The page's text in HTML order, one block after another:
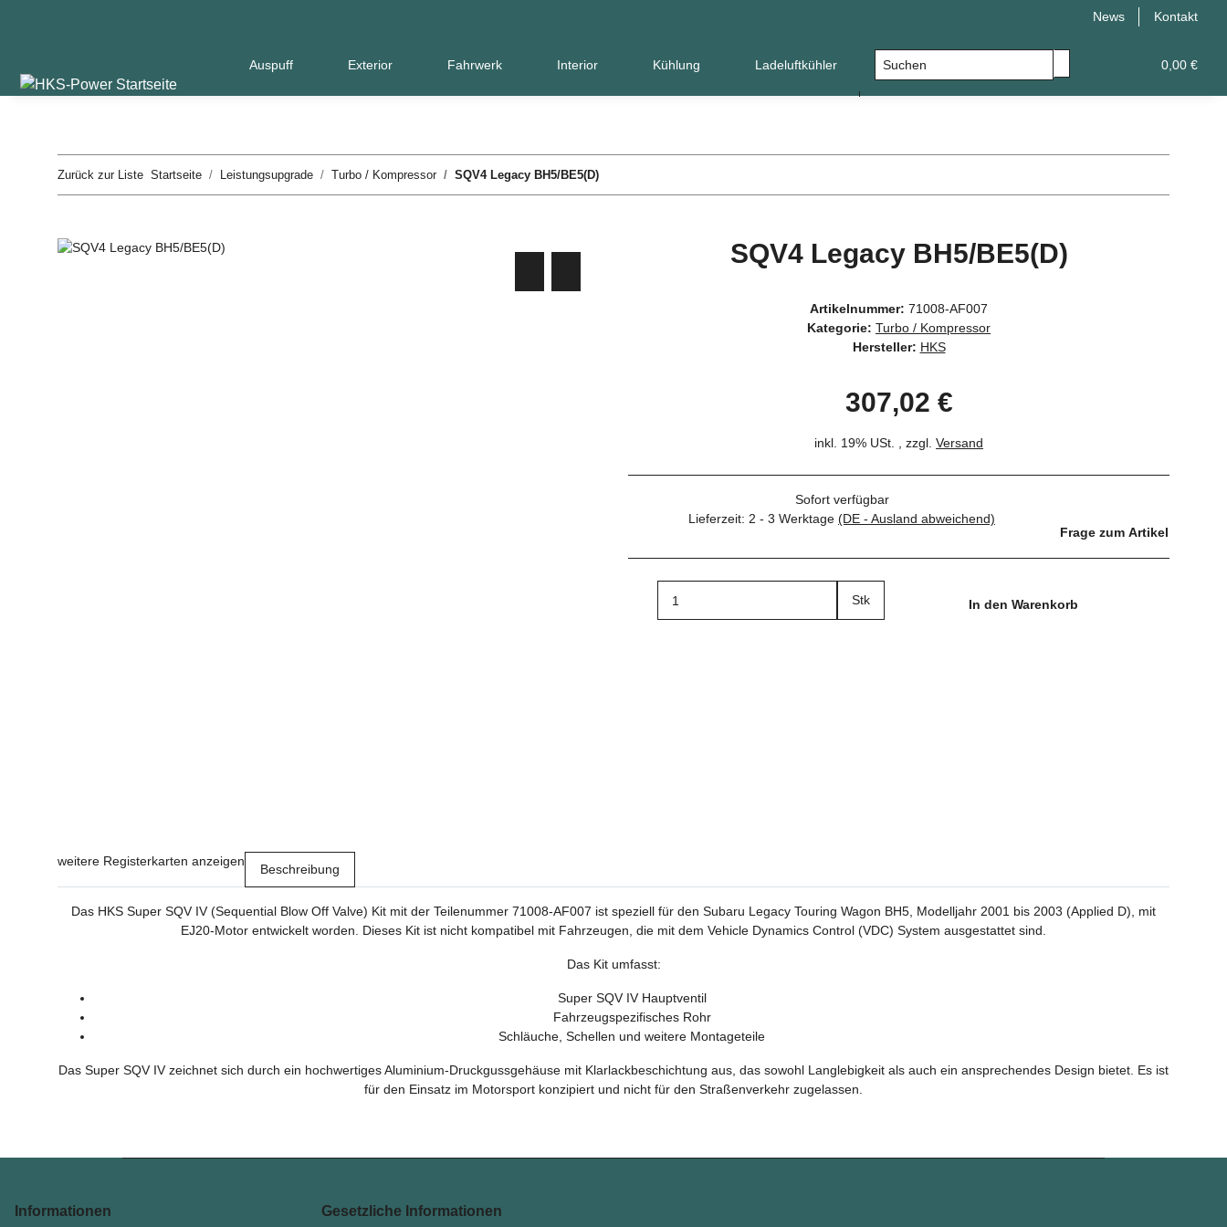
News Kontakt
0,00 €
Auspuff Exterior Fahrwerk Interior Kühlung Ladeluftkühler Leistungsupgrade
Zurück zur Liste Startseite Leistungsupgrade Turbo / Kompressor SQV4 Legacy BH5/BE5(D)
SQV4 Legacy BH5/BE5(D)
Artikelnummer: 71008-AF007
Kategorie: Turbo / Kompressor
Hersteller: HKS
307,02 €
inkl. 19% USt. , zzgl. Versand
Sofort verfügbar
Lieferzeit: 2 - 3 Werktage (DE - Ausland abweichend)
Frage zum Artikel
Stk In den Warenkorb
weitere Registerkarten anzeigen
Beschreibung
Das HKS Super SQV IV (Sequential Blow Off Valve) Kit mit der Teilenummer 71008-AF007 ist speziell für den Subaru Legacy Touring Wagon BH5, Modelljahr 2001 bis 2003 (Applied D), mit
EJ20-Motor entwickelt worden. Dieses Kit ist nicht kompatibel mit Fahrzeugen, die mit dem Vehicle Dynamics Control (VDC) System ausgestattet sind.
Das Kit umfasst:
Super SQV IV Hauptventil
Fahrzeugspezifisches Rohr
Schläuche, Schellen und weitere Montageteile
Das Super SQV IV zeichnet sich durch ein hochwertiges Aluminium-Druckgussgehäuse mit Klarlackbeschichtung aus, das sowohl Langlebigkeit als auch ein ansprechendes Design bietet. Es ist
für den Einsatz im Motorsport konzipiert und nicht für den Straßenverkehr zugelassen.
Informationen Gesetzliche Informationen